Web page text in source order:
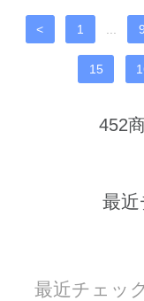
< 1 9
15
452
最
最近チェッ